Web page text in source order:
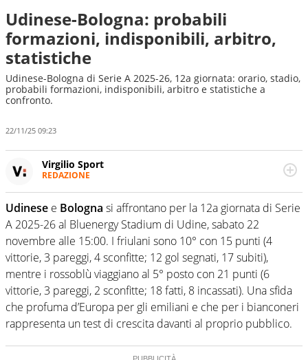
Udinese-Bologna: probabili
formazioni, indisponibili, arbitro,
statistiche
Udinese-Bologna di Serie A 2025-26, 12a giornata: orario, stadio,
probabili formazioni, indisponibili, arbitro e statistiche a
confronto.
22/11/25 09:23
Virgilio Sport
REDAZIONE
appassionato su tutto il mondo dello sport. Calcio,
calciomercato, F1, Motomondiale ma anche tennis,
volley, basket: su Virgilio Sport i tifosi e gli appassionati
sanno che troveranno sempre copertura completa e
zero faziosità. La squadra di Virgilio Sport è formata da
giornalisti ed esperti di sport abili sia nel gioco di
rimessa quando intercettano le notizie e le rilanciano
verso la rete, sia nella costruzione dal basso quando
creano contenuti 100% originali ed esclusivi.
Udinese e Bologna si affrontano per la 12a giornata di Serie
A 2025-26 al Bluenergy Stadium di Udine, sabato 22
novembre alle 15:00. I friulani sono 10° con 15 punti (4
vittorie, 3 pareggi, 4 sconfitte; 12 gol segnati, 17 subiti),
mentre i rossoblù viaggiano al 5° posto con 21 punti (6
vittorie, 3 pareggi, 2 sconfitte; 18 fatti, 8 incassati). Una sfida
che profuma d’Europa per gli emiliani e che per i bianconeri
rappresenta un test di crescita davanti al proprio pubblico.